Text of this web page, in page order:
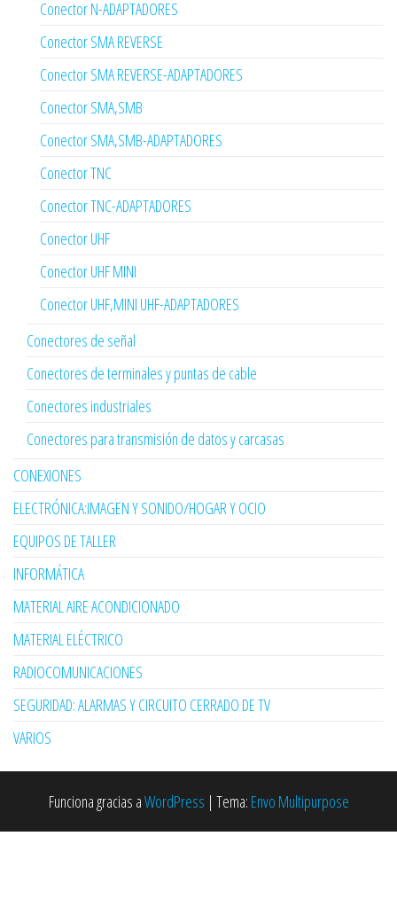
Conector N-ADAPTADORES
Conector SMA REVERSE
Conector SMA REVERSE-ADAPTADORES
Conector SMA,SMB
Conector SMA,SMB-ADAPTADORES
Conector TNC
Conector TNC-ADAPTADORES
Conector UHF
Conector UHF MINI
Conector UHF,MINI UHF-ADAPTADORES
Conectores de señal
Conectores de terminales y puntas de cable
Conectores industriales
Conectores para transmisión de datos y carcasas
CONEXIONES
ELECTRÓNICA:IMAGEN Y SONIDO/HOGAR Y OCIO
EQUIPOS DE TALLER
INFORMÁTICA
MATERIAL AIRE ACONDICIONADO
MATERIAL ELÉCTRICO
RADIOCOMUNICACIONES
SEGURIDAD: ALARMAS Y CIRCUITO CERRADO DE TV
VARIOS
Funciona gracias aWordPress | Tema: Envo Multipurpose